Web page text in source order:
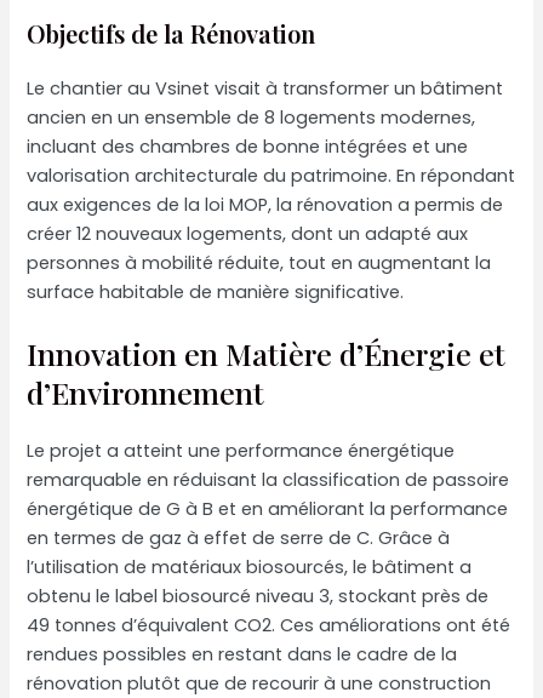
Objectifs de la Rénovation
Le chantier au Vsinet visait à transformer un bâtiment
ancien en un ensemble de 8 logements modernes,
incluant des chambres de bonne intégrées et une
valorisation architecturale du patrimoine. En répondant
aux exigences de la loi MOP, la rénovation a permis de
créer 12 nouveaux logements, dont un adapté aux
personnes à mobilité réduite, tout en augmentant la
surface habitable de manière significative.
Innovation en Matière d’Énergie et
d’Environnement
Le projet a atteint une performance énergétique
remarquable en réduisant la classification de passoire
énergétique de G à B et en améliorant la performance
en termes de gaz à effet de serre de C. Grâce à
l’utilisation de matériaux biosourcés, le bâtiment a
obtenu le label biosourcé niveau 3, stockant près de
49 tonnes d’équivalent CO2. Ces améliorations ont été
rendues possibles en restant dans le cadre de la
rénovation plutôt que de recourir à une construction